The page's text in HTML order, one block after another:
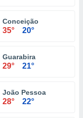
Conceição
35° 20°
Guarabira
29° 21°
João Pessoa
28° 22°